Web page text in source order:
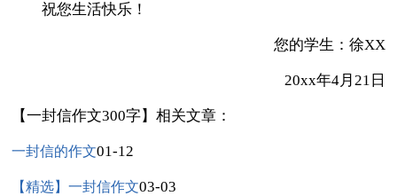
祝您生活快乐！
您的学生：徐XX
20xx年4月21日
【一封信作文300字】相关文章：
一封信的作文01-12
【精选】一封信作文03-03